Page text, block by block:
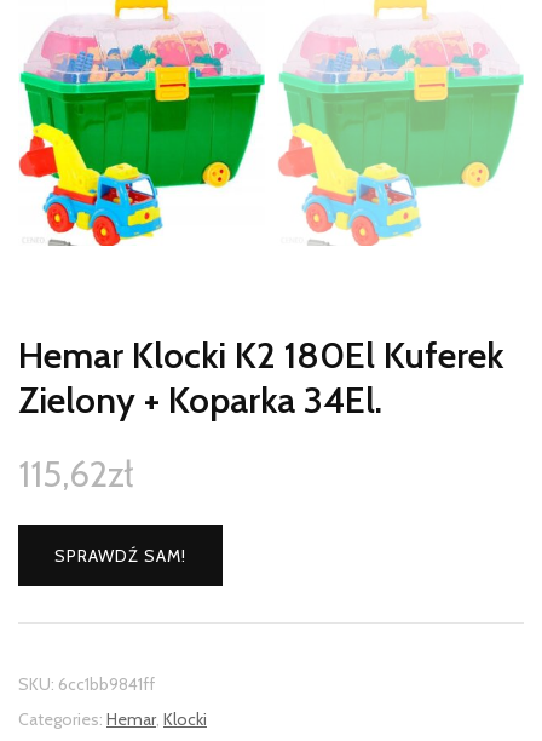
Hemar Klocki K2 180El Kuferek
Zielony + Koparka 34El.
115,62zł
SPRAWDŹ SAM!
SKU: 6cc1bb9841ff
Categories: Hemar, Klocki